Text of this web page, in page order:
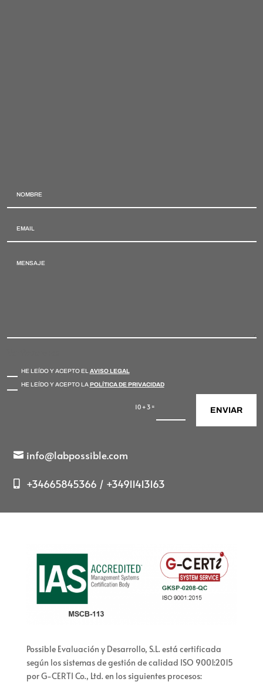
HE LEÍDO Y ACEPTO ELAVISO LEGAL
HE LEÍDO Y ACEPTO LAPOLÍTICA DE PRIVACIDAD
10 + 3= ENVIAR
info@labpossible.com
+34665845366 / +34911413163
Possible Evaluación y Desarrollo, S.L. está certificada
según los sistemas de gestión de calidad ISO 9001:2015
por G-CERTI Co., Ltd. en los siguientes procesos: